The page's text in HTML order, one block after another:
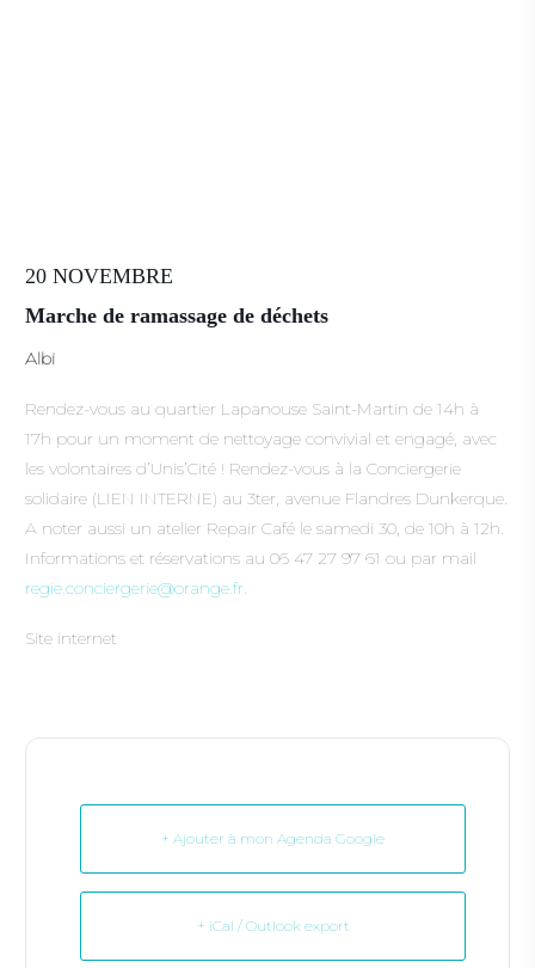
20 NOVEMBRE
Marche de ramassage de déchets
Albi
Rendez-vous au quartier Lapanouse Saint-Martin de 14h à
17h pour un moment de nettoyage convivial et engagé, avec
les volontaires d’Unis’Cité ! Rendez-vous à la Conciergerie
solidaire (LIEN INTERNE) au 3ter, avenue Flandres Dunkerque.
A noter aussi un atelier Repair Café le samedi 30, de 10h à 12h.
Informations et réservations au 06 47 27 97 61 ou par mail
regie.conciergerie@orange.fr.
Site internet
+ Ajouter à mon Agenda Google
+ iCal / Outlook export